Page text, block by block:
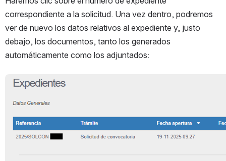
correspondiente a la solicitud. Una vez dentro, podremos
ver de nuevo los datos relativos al expediente y, justo
debajo, los documentos, tanto los generados
automáticamente como los adjuntados:
Open